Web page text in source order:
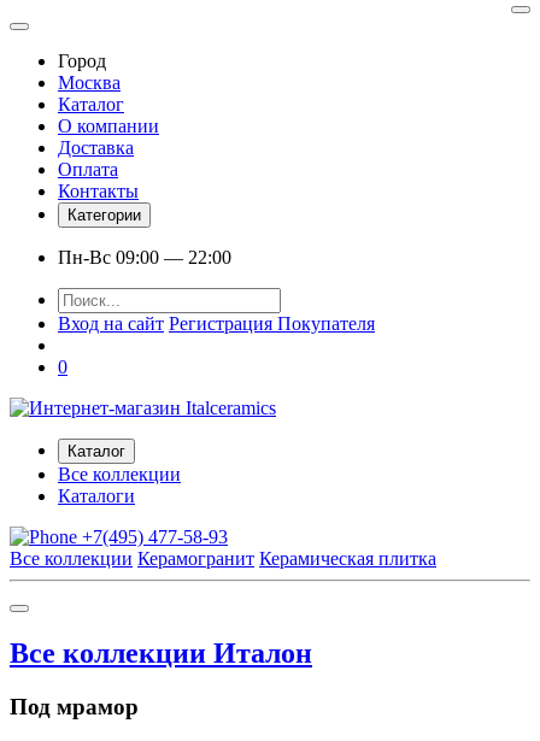
Город
Москва
Каталог
О компании
Доставка
Оплата
Контакты
Категории
Пн-Вс 09:00 — 22:00
Вход на сайт Регистрация Покупателя
0
Каталог
Все коллекции
Каталоги
+7(495) 477-58-93
Все коллекции Керамогранит Керамическая плитка
Все коллекции Италон
Под мрамор